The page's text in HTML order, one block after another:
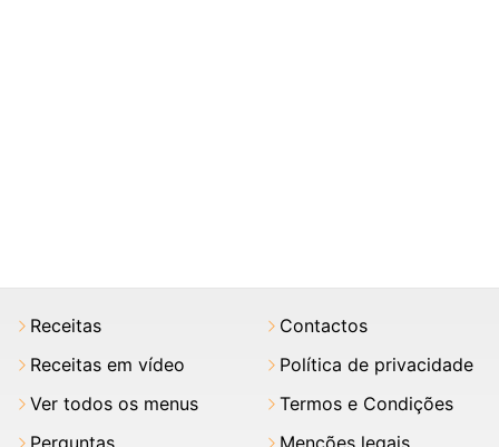
Receitas
Receitas em vídeo
Ver todos os menus
Perguntas
Contactos
Política de privacidade
Termos e Condições
Menções legais